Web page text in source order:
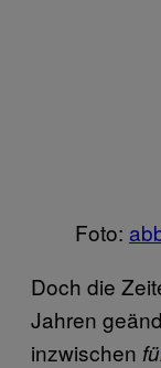
Foto:
Doch die
Jahren
inzwischen